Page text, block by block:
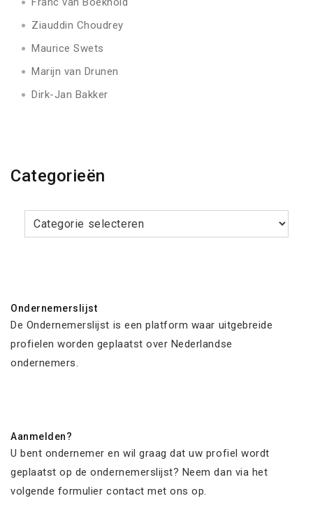
Ziauddin Choudrey
Maurice Swets
Marijn van Drunen
Dirk-Jan Bakker
Categorieën
Categorieën
Ondernemerslijst
De Ondernemerslijst is een platform waar uitgebreide
profielen worden geplaatst over Nederlandse
ondernemers.
Aanmelden?
U bent ondernemer en wil graag dat uw profiel wordt
geplaatst op de ondernemerslijst? Neem dan via het
volgende formulier contact met ons op.